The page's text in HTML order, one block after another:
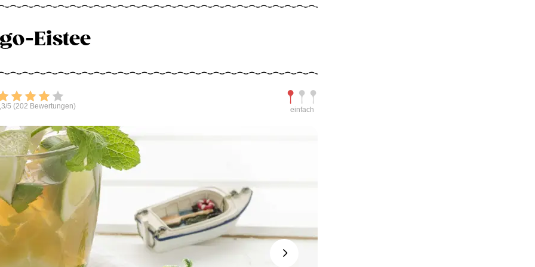
Eistee
Bewerten
5 (202 Bewertungen)
Schwierigkeit
einfach
Next